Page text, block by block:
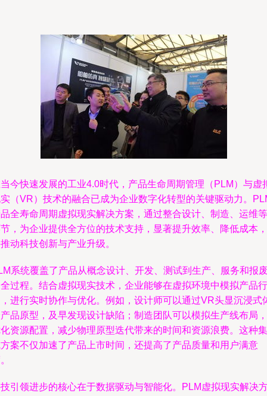
今快速发展的工业4.0时代，产品生命周期管理（PLM）与虚
（VR）技术的融合已成为企业数字化转型的关键驱动力。
全寿命周期虚拟现实解决方案，通过整合设计、制造、运维等
，为企业提供全方位的技术支持，显著提升效率、降低成本，
动科技创新与产业升级。
系统覆盖了产品从概念设计、开发、测试到生产、服务和报
过程。结合虚拟现实技术，企业能够在虚拟环境中模拟产品行
进行实时协作与优化。例如，设计师可以通过VR头显沉浸式
品原型，及早发现设计缺陷；制造团队可以模拟生产线布局，
资源配置，减少物理原型迭代带来的时间和资源浪费。这种集
案不仅加速了产品上市时间，还提高了产品质量和用户满意
引领进步的核心在于数据驱动与智能化。PLM虚拟现实解决